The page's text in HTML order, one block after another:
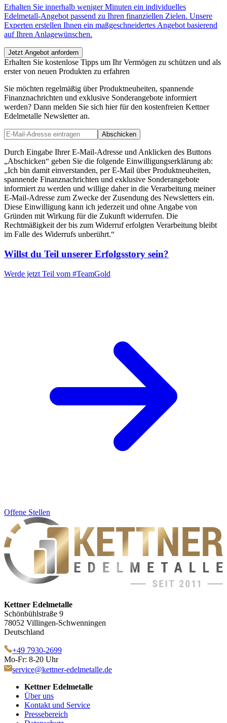
Erhalten Sie innerhalb weniger Minuten ein individuelles
Edelmetall-Angebot passend zu Ihren finanziellen Zielen. Unsere
Experten erstellen Ihnen ein maßgeschneidertes Angebot basierend
auf Ihren Anlagewünschen.
Jetzt Angebot anfordern
Erhalten Sie kostenlose Tipps um Ihr Vermögen zu schützen und als
erster von neuen Produkten zu erfahren
Sie möchten regelmäßig über Produktneuheiten, spannende
Finanznachrichten und exklusive Sonderangebote informiert
werden? Dann melden Sie sich hier für den kostenfreien Kettner
Edelmetalle Newsletter an.
Abschicken
Durch Eingabe Ihrer E-Mail-Adresse und Anklicken des Buttons
„Abschicken“ geben Sie die folgende Einwilligungserklärung ab:
„Ich bin damit einverstanden, per E-Mail über Produktneuheiten,
spannende Finanznachrichten und exklusive Sonderangebote
informiert zu werden und willige daher in die Verarbeitung meiner
E-Mail-Adresse zum Zwecke der Zusendung des Newsletters ein.
Diese Einwilligung kann ich jederzeit und ohne Angabe von
Gründen mit Wirkung für die Zukunft widerrufen. Die
Rechtmäßigkeit der bis zum Widerruf erfolgten Verarbeitung bleibt
im Falle des Widerrufs unberührt.“
Willst du Teil unserer Erfolgsstory sein?
Werde jetzt Teil vom #TeamGold
Offene Stellen
Kettner Edelmetalle
Schönbühlstraße 9
78052 Villingen-Schwenningen
Deutschland
+49 7930-2699
Mo-Fr: 8-20 Uhr
service@kettner-edelmetalle.de
Kettner Edelmetalle
Über uns
Kontakt und Service
Pressebereich